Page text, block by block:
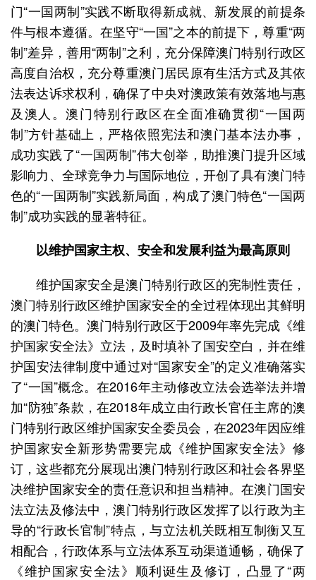
门“一国两制”实践不断取得新成就、新发展的前提条
件与根本遵循。在坚守“一国”之本的前提下，尊重“两
制”差异，善用“两制”之利，充分保障澳门特别行政区
高度自治权，充分尊重澳门居民原有生活方式及其依
法表达诉求权利，确保了中央对澳政策有效落地与惠
及澳人。澳门特别行政区在全面准确贯彻“一国两
制”方针基础上，严格依照宪法和澳门基本法办事，
成功实践了“一国两制”伟大创举，助推澳门提升区域
影响力、全球竞争力与国际地位，开创了具有澳门特
色的“一国两制”实践新局面，构成了澳门特色“一国两
制”成功实践的显著特征。
以维护国家主权、安全和发展利益为最高原则
维护国家安全是澳门特别行政区的宪制性责任，
澳门特别行政区维护国家安全的全过程体现出其鲜明
的澳门特色。澳门特别行政区于2009年率先完成《维
护国家安全法》立法，及时填补了国安空白，并在维
护国安法律制度中通过对“国家安全”的定义准确落实
了“一国”概念。在2016年主动修改立法会选举法并增
加“防独”条款，在2018年成立由行政长官任主席的澳
门特别行政区维护国家安全委员会，在2023年因应维
护国家安全新形势需要完成《维护国家安全法》修
订，这些都充分展现出澳门特别行政区和社会各界坚
决维护国家安全的责任意识和担当精神。在澳门国安
法立法及修法中，澳门特别行政区发挥了以行政为主
导的“行政长官制”特点，与立法机关既相互制衡又互
相配合，行政体系与立法体系互动渠道通畅，确保了
《维护国家安全法》顺利诞生及修订，凸显了“两